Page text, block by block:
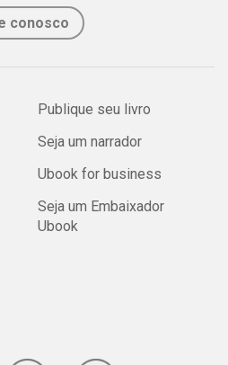
conosco
Publique seu livro
Seja um narrador
Ubook for business
Seja um Embaixador
Ubook